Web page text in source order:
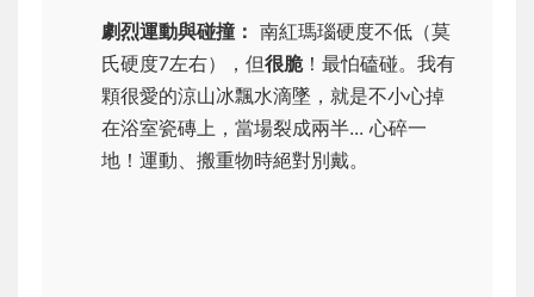
劇烈運動與碰撞： 南紅瑪瑙硬度不低（莫
氏硬度7左右），但很脆！最怕磕碰。我有
顆很愛的涼山冰飄水滴墜，就是不小心掉
在浴室瓷磚上，當場裂成兩半... 心碎一
地！運動、搬重物時絕對別戴。